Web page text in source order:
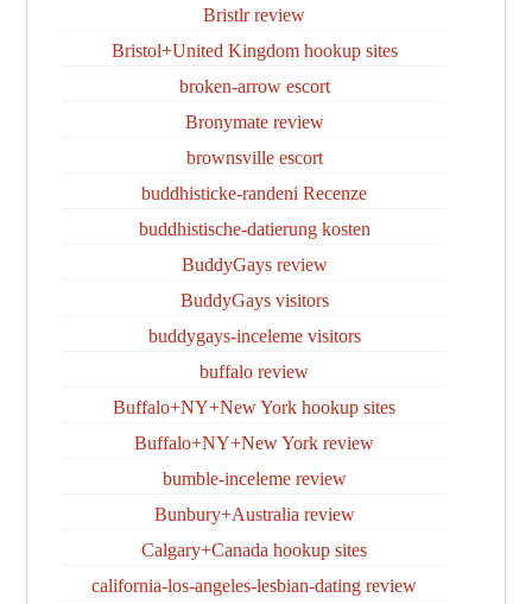
Bristlr review
Bristol+United Kingdom hookup sites
broken-arrow escort
Bronymate review
brownsville escort
buddhisticke-randeni Recenze
buddhistische-datierung kosten
BuddyGays review
BuddyGays visitors
buddygays-inceleme visitors
buffalo review
Buffalo+NY+New York hookup sites
Buffalo+NY+New York review
bumble-inceleme review
Bunbury+Australia review
Calgary+Canada hookup sites
california-los-angeles-lesbian-dating review